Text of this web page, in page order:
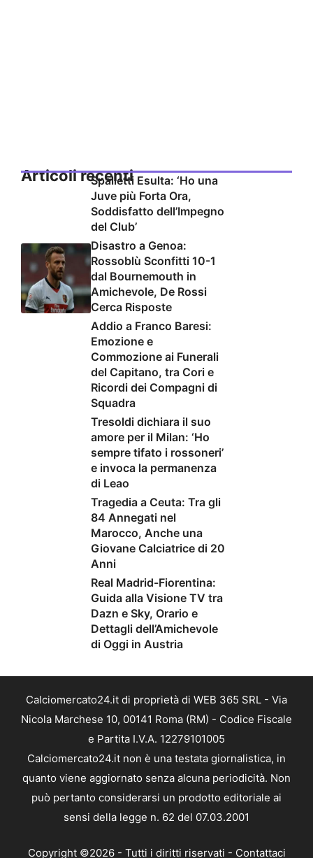
Articoli recentiSpalletti Esulta: ‘Ho una
Juve più Forta Ora,
Soddisfatto dell’Impegno
del Club’
Disastro a Genoa:
Rossoblù Sconfitti 10-1
dal Bournemouth in
Amichevole, De Rossi
Cerca Risposte
Addio a Franco Baresi:
Emozione e
Commozione ai Funerali
del Capitano, tra Cori e
Ricordi dei Compagni di
Squadra
Tresoldi dichiara il suo
amore per il Milan: ‘Ho
sempre tifato i rossoneri’
e invoca la permanenza
di Leao
Tragedia a Ceuta: Tra gli
84 Annegati nel
Marocco, Anche una
Giovane Calciatrice di 20
Anni
Real Madrid-Fiorentina:
Guida alla Visione TV tra
Dazn e Sky, Orario e
Dettagli dell’Amichevole
di Oggi in Austria
Calciomercato24.it di proprietà di WEB 365 SRL - Via
Nicola Marchese 10, 00141 Roma (RM) - Codice Fiscale
e Partita I.V.A. 12279101005
Calciomercato24.it non è una testata giornalistica, in
quanto viene aggiornato senza alcuna periodicità. Non
può pertanto considerarsi un prodotto editoriale ai
sensi della legge n. 62 del 07.03.2001
Copyright ©2026 - Tutti i diritti riservati - Contattaci